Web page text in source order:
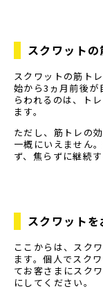
スクワット
スクワットの筋ト
始から3ヵ月前後が
らわれるのは、ト
ます。
ただし、筋トレの
一概にいえません
ず、焦らずに継続
スクワット
ここからは、スク
ます。個人でスク
てお客さまにスク
にしてください。